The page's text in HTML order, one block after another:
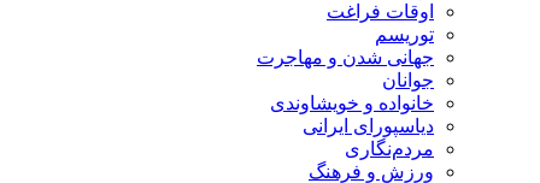
اوقات فراغت
توریسم
جهانی شدن و مهاجرت
جوانان
خانواده و خویشاوندی
دیاسپورای ایرانی
مردم‌نگاری
ورزش و فرهنگ